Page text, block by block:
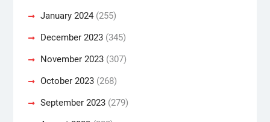
January 2024(255)
December 2023(345)
November 2023(307)
October 2023(268)
September 2023(279)